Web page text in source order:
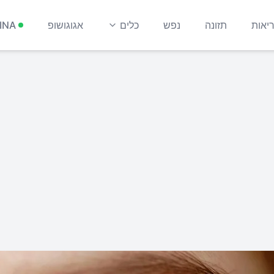
תזונה נפש כלים אגוגושופ